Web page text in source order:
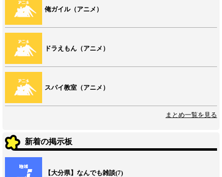
俺ガイル（アニメ）
ドラえもん（アニメ）
スパイ教室（アニメ）
まとめ一覧を見る
新着の掲示板
【大分県】なんでも雑談(7)